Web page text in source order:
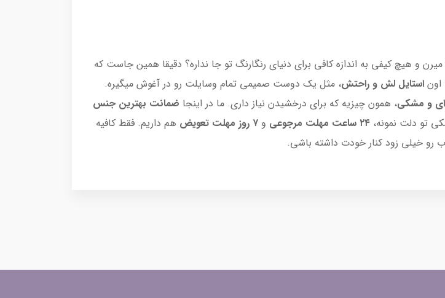
و هیچ کیفی به اندازه کافی برای دنیای رنگارنگ تو جا نداره؟ دقیقا همین جاست که
اون استایل لش و راحتش، مثل یک دوست صمیمی تمام وسایلت رو در آغوش میگیره.
و مشکی، همون چیزیه که برای درخشیدن نیاز داری. ما در اینجا ضمانت بهترین جنس
تو دلت نمونه، ۲۴ ساعت مهلت مرجوعی و ۷ روز مهلت تعویض
هم داریم. فقط کافیه
رو خیلی زود کنار خودت داشته باشی.